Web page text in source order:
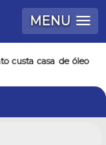
MENU
custa casa de óleo